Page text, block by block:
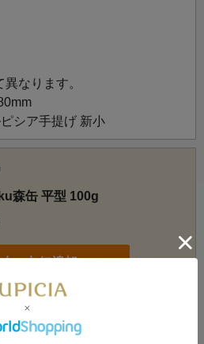
なります。
シア手提げ 新小
森缶 平型 100g
ご注文・お問い合わせ